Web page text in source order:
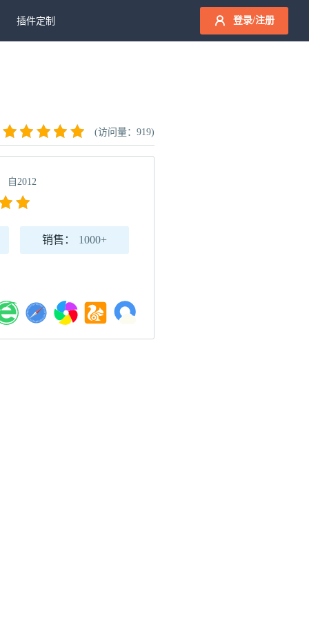
插件定制 登录/注册
(访问量：919)
自2012
销售： 1000+